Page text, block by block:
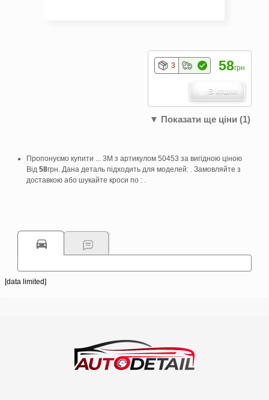
Пропонуємо купити ... 3M з артикулом 50453 за вигідною ціною
Від 58грн. Дана деталь підходить для моделей: . Замовляйте з
доставкою або шукайте кроси по : .
3 58грн
В кошик
▼ Показати ще ціни (1)
[data limited]